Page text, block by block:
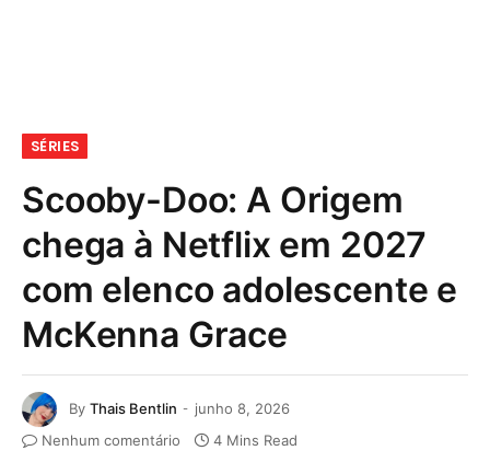
SÉRIES
Scooby-Doo: A Origem
chega à Netflix em 2027
com elenco adolescente e
McKenna Grace
By Thais Bentlin
junho 8, 2026
Nenhum comentário
4 Mins Read